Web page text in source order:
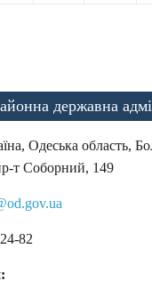
державна
Одеська область,
т Соборний, 149
82